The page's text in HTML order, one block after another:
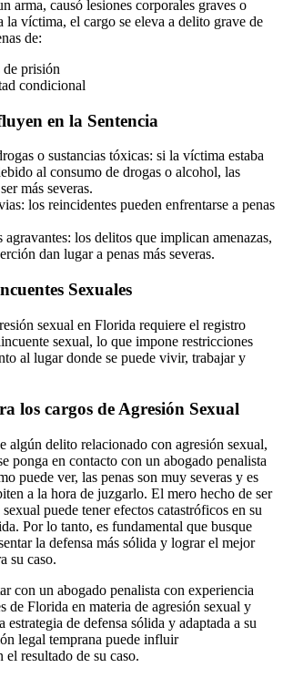
arma, causó lesiones corporales graves o
la víctima, el cargo se eleva a delito grave de
de:
de prisión
condicional
en la Sentencia
o sustancias tóxicas: si la víctima estaba
al consumo de drogas o alcohol, las
más severas.
los reincidentes pueden enfrentarse a penas
agravantes: los delitos que implican amenazas,
dan lugar a penas más severas.
Sexuales
sexual en Florida requiere el registro
sexual, lo que impone restricciones
al lugar donde se puede vivir, trabajar y
los cargos de Agresión Sexual
algún delito relacionado con agresión sexual,
ponga en contacto con un abogado penalista
puede ver, las penas son muy severas y es
a la hora de juzgarlo. El mero hecho de ser
puede tener efectos catastróficos en su
Por lo tanto, es fundamental que busque
la defensa más sólida y lograr el mejor
su caso.
con un abogado penalista con experiencia
de Florida en materia de agresión sexual y
estrategia de defensa sólida y adaptada a su
legal temprana puede influir
resultado de su caso.